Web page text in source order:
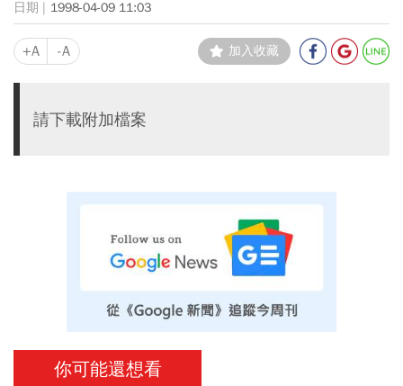
1998-04-09 11:03
+A -A 加入收藏
請下載附加檔案
你可能還想看